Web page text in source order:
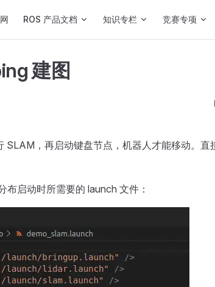
ROS 产品文档 知识专栏 竞赛专项
建图
SLAM，再启动键盘节点，机器人才能移动。直
启动时所需要的 launch 文件：